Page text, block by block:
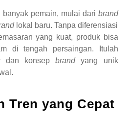
banyak pemain, mulai dari brand
lokal baru. Tanpa diferensiasi
yang kuat, produk bisa
di tengah persaingan. Itulah
dan konsep brandyang unik
Tren yang Cepat